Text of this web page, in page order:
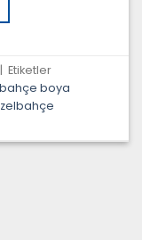
| Etiketler
boya